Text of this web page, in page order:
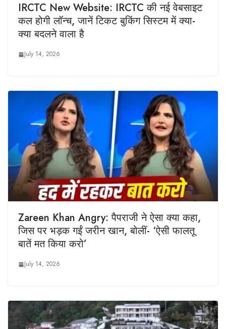
IRCTC New Website: IRCTC की नई वेबसाइट
कल होगी लॉन्च, जानें टिकट बुकिंग सिस्टम में क्या-
क्या बदलने वाला है
July 14, 2026
Zareen Khan Angry: पैपराजी ने ऐसा क्या कहा,
जिस पर भड़क गईं जरीन खान, बोलीं- ‘ऐसी फालतू
बातें मत किया करो’
July 14, 2026